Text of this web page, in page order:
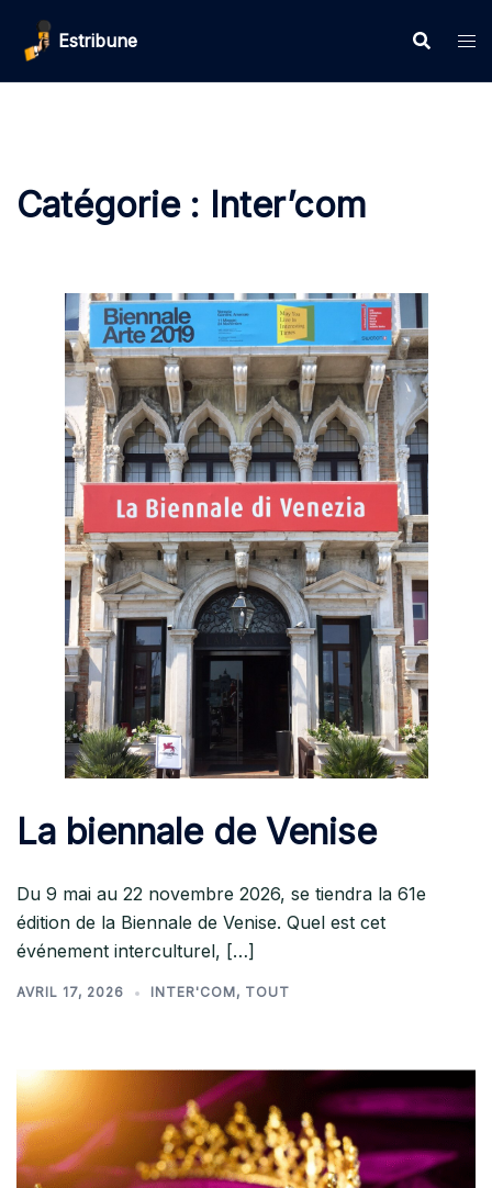
Estribune
Catégorie : Inter’com
La biennale de Venise
Du 9 mai au 22 novembre 2026, se tiendra la 61e
édition de la Biennale de Venise. Quel est cet
événement interculturel, […]
AVRIL 17, 2026 INTER'COM, TOUT